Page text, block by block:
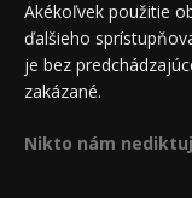
Akékoľvek použitie
ďalšieho
je bez
zakázané.
Nikto nám